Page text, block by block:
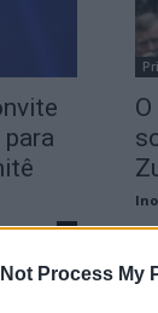
Not Process My
0